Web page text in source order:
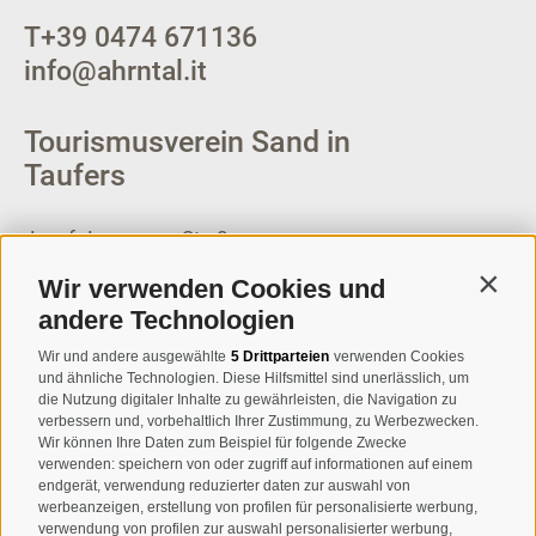
Wir verwenden Cookies und
andere Technologien
Wir und andere ausgewählte 5 Drittparteien verwenden Cookies
und ähnliche Technologien. Diese Hilfsmittel sind unerlässlich, um
die Nutzung digitaler Inhalte zu gewährleisten, die Navigation zu
verbessern und, vorbehaltlich Ihrer Zustimmung, zu Werbezwecken.
Wir können Ihre Daten zum Beispiel für folgende Zwecke
verwenden: speichern von oder zugriff auf informationen auf einem
endgerät, verwendung reduzierter daten zur auswahl von
werbeanzeigen, erstellung von profilen für personalisierte werbung,
verwendung von profilen zur auswahl personalisierter werbung,
T+39 0474 671136
info@ahrntal.it
Tourismusverein Sand in
Taufers
Josef-Jungmann-Str. 8
MWSt.-Nr: 00518320213
T+39 0474 678076
info@taufers.com